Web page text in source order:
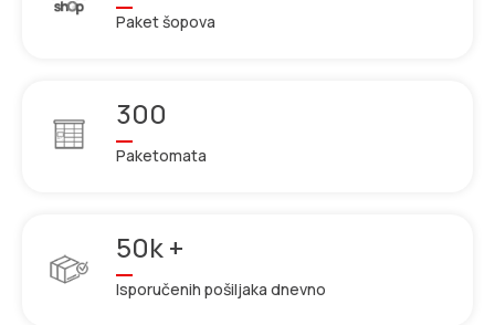
Paket šopova
300
Paketomata
50k +
Isporučenih pošiljaka dnevno